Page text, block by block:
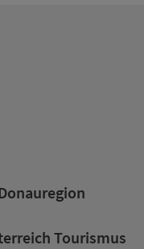
Tourismus